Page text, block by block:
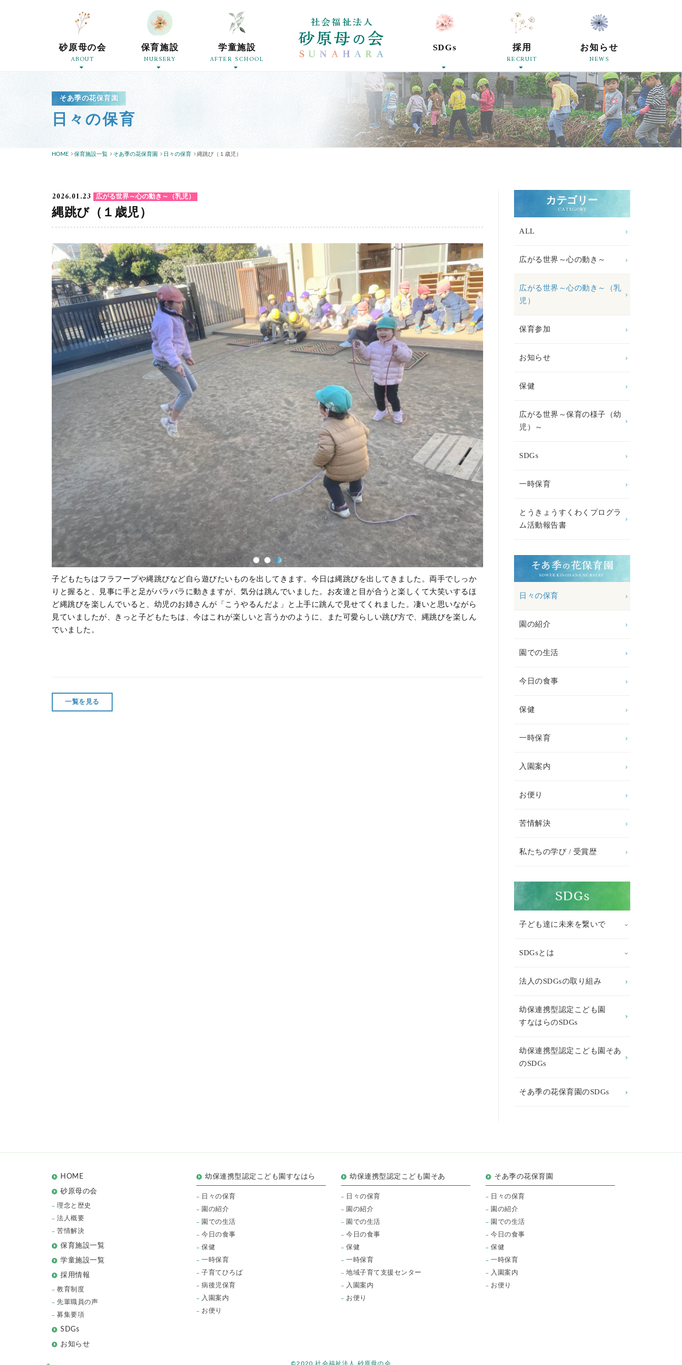
社会福祉法人砂原母の会
砂原母の会
ABOUT
保育施設
NURSERY
学童施設
AFTER SCHOOL
SDGs 採用
RECRUIT
お知らせ
NEWS
そあ季の花保育園
日々の保育
HOME 保育施設一覧 そあ季の花保育園 日々の保育 縄跳び（１歳児）
カテゴリー
CATEGORY
ALL
広がる世界～心の動き～
広がる世界～心の動き～（乳
児）
保育参加
お知らせ
保健
広がる世界～保育の様子（幼
児）～
SDGs
一時保育
とうきょうすくわくプログラ
ム活動報告書
日々の保育
園の紹介
園での生活
今日の食事
保健
一時保育
入園案内
お便り
苦情解決
私たちの学び / 受賞歴
子ども達に未来を繋いで
SDGsとは
法人のSDGsの取り組み
幼保連携型認定こども園
すなはらのSDGs
幼保連携型認定こども園そあ
のSDGs
そあ季の花保育園のSDGs
2026.01.23 広がる世界～心の動き～（乳児）
縄跳び（１歳児）
子どもたちはフラフープや縄跳びなど自ら遊びたいものを出してきます。今日は縄跳びを出してきました。両手でしっか
りと握ると、見事に手と足がバラバラに動きますが、気分は跳んでいました。お友達と目が合うと楽しくて大笑いするほ
ど縄跳びを楽しんでいると、幼児のお姉さんが「こうやるんだよ」と上手に跳んで見せてくれました。凄いと思いながら
見ていましたが、きっと子どもたちは、今はこれが楽しいと言うかのように、また可愛らしい跳び方で、縄跳びを楽しん
でいました。
一覧を見る
HOME
砂原母の会
理念と歴史
法人概要
苦情解決
保育施設一覧
学童施設一覧
採用情報
教育制度
先輩職員の声
募集要項
SDGs
お知らせ
幼保連携型認定こども園すなはら
日々の保育
園の紹介
園での生活
今日の食事
保健
一時保育
子育てひろば
病後児保育
入園案内
お便り
幼保連携型認定こども園そあ
日々の保育
園の紹介
園での生活
今日の食事
保健
一時保育
地域子育て支援センター
入園案内
お便り
そあ季の花保育園
日々の保育
園の紹介
園での生活
今日の食事
保健
一時保育
入園案内
お便り
©2020 社会福祉法人 砂原母の会